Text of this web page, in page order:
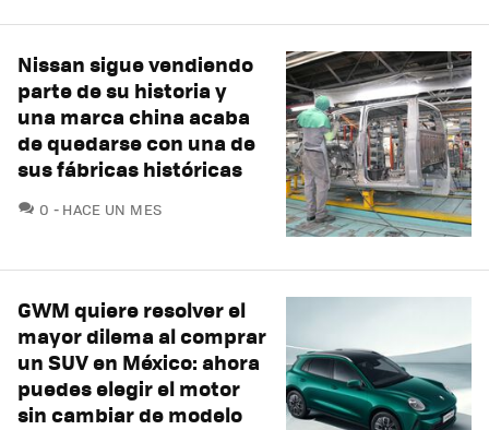
Nissan sigue vendiendo
parte de su historia y
una marca china acaba
de quedarse con una de
sus fábricas históricas
0 COMENTARIOS
HACE UN MES
GWM quiere resolver el
mayor dilema al comprar
un SUV en México: ahora
puedes elegir el motor
sin cambiar de modelo